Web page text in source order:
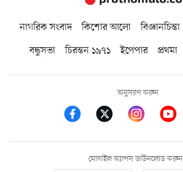
নাগরিক সংবাদ কিশোর আলো বিজ্ঞানচিন্তা
বন্ধুসভা
চিরন্তন ১৯৭১ ইপেপার প্রথমা
অনুসরণ করুন
মোবাইল অ্যাপস ডাউনলোড করুন